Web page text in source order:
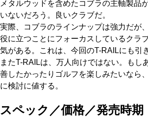
メタルウッドを含めたコブラの主軸製品
いないだろう。良いクラブだ。
実際、コブラのラインナップは強力だが
役に立つことにフォーカスしているクラ
気がある。これは、今回のT-RAILにも引
またT-RAILは、万人向けではない。もし
善したかったりゴルフを楽しみたいなら
に検討に値する。
スペック／価格／発売時期